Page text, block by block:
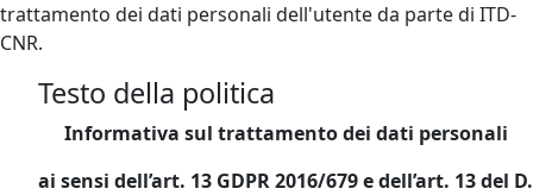
trattamento dei dati personali dell'utente da parte di ITD-
CNR.
Testo della politica
Informativa sul trattamento dei dati personali
ai sensi dell’art. 13 GDPR 2016/679 e dell’art. 13 del D.